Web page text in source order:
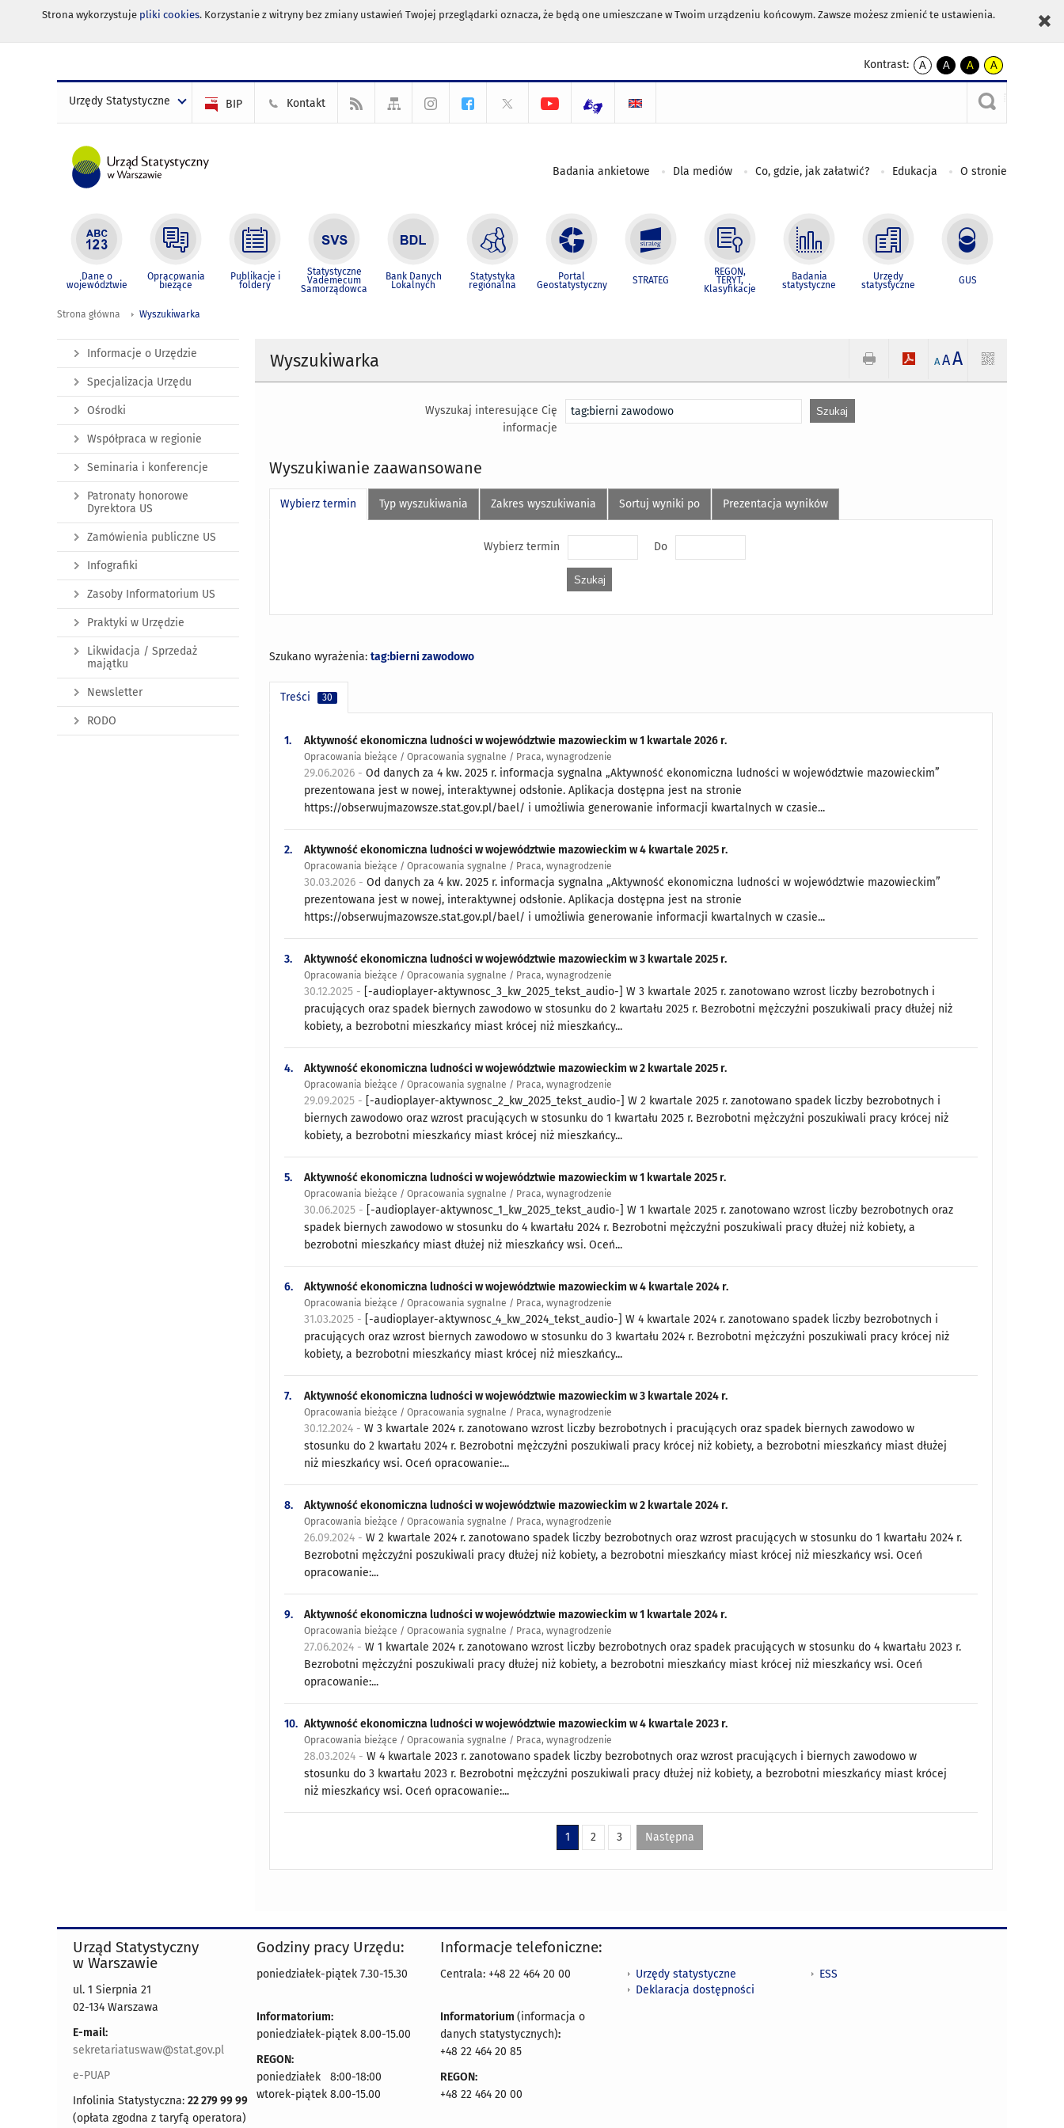
Strona wykorzystuje pliki cookies. Korzystanie z witryny bez zmiany ustawień Twojej przeglądarki oznacza, że będą one umieszczane w Twoim urządzeniu końcowym. Zawsze możesz zmienić te ustawienia.
Kontrast:
A
kontrast
A
kontrast
czarnym
A
kontrast
żółty
tekst
czarnym
A
kontrast
czarny
tekst
żółtym
Urzędy Statystyczne BIP Kontakt
Badania ankietowe Dla mediów Co, gdzie, jak załatwić? Edukacja O stronie
Dane o
województwie
Opracowania
bieżące
Publikacje i
foldery
Statystyczne
Vademecum
Samorządowca
Bank Danych
Lokalnych
Statystyka
regionalna
Portal
Geostatystyczny STRATEG
REGON,
TERYT,
Klasyfikacje
Badania
statystyczne
Urzędy
statystyczne GUS
Strona główna Wyszukiwarka
Wyszukiwarka A AA
Wyszukaj interesujące Cię
informacje
Wyszukiwanie zaawansowane
Wybierz termin Typ wyszukiwania Zakres wyszukiwania Sortuj wyniki po Prezentacja wyników
Wybierz termin Do
Szukano wyrażenia:tag:bierni zawodowo
Treści 30
1. Aktywność ekonomiczna ludności w województwie mazowieckim w 1 kwartale 2026 r.
Opracowania bieżące / Opracowania sygnalne / Praca, wynagrodzenie
29.06.2026 -Od danych za 4 kw. 2025 r. informacja sygnalna „Aktywność ekonomiczna ludności w województwie mazowieckim”
prezentowana jest w nowej, interaktywnej odsłonie. Aplikacja dostępna jest na stronie
https://obserwujmazowsze.stat.gov.pl/bael/ i umożliwia generowanie informacji kwartalnych w czasie...
2. Aktywność ekonomiczna ludności w województwie mazowieckim w 4 kwartale 2025 r.
Opracowania bieżące / Opracowania sygnalne / Praca, wynagrodzenie
30.03.2026 -Od danych za 4 kw. 2025 r. informacja sygnalna „Aktywność ekonomiczna ludności w województwie mazowieckim”
prezentowana jest w nowej, interaktywnej odsłonie. Aplikacja dostępna jest na stronie
https://obserwujmazowsze.stat.gov.pl/bael/ i umożliwia generowanie informacji kwartalnych w czasie...
3. Aktywność ekonomiczna ludności w województwie mazowieckim w 3 kwartale 2025 r.
Opracowania bieżące / Opracowania sygnalne / Praca, wynagrodzenie
30.12.2025 - [-audioplayer-aktywnosc_3_kw_2025_tekst_audio-] W 3 kwartale 2025 r. zanotowano wzrost liczby bezrobotnych i
pracujących oraz spadek biernych zawodowo w stosunku do 2 kwartału 2025 r. Bezrobotni mężczyźni poszukiwali pracy dłużej niż
kobiety, a bezrobotni mieszkańcy miast krócej niż mieszkańcy...
4. Aktywność ekonomiczna ludności w województwie mazowieckim w 2 kwartale 2025 r.
Opracowania bieżące / Opracowania sygnalne / Praca, wynagrodzenie
29.09.2025 - [-audioplayer-aktywnosc_2_kw_2025_tekst_audio-] W 2 kwartale 2025 r. zanotowano spadek liczby bezrobotnych i
biernych zawodowo oraz wzrost pracujących w stosunku do 1 kwartału 2025 r. Bezrobotni mężczyźni poszukiwali pracy krócej niż
kobiety, a bezrobotni mieszkańcy miast krócej niż mieszkańcy...
5. Aktywność ekonomiczna ludności w województwie mazowieckim w 1 kwartale 2025 r.
Opracowania bieżące / Opracowania sygnalne / Praca, wynagrodzenie
30.06.2025 - [-audioplayer-aktywnosc_1_kw_2025_tekst_audio-] W 1 kwartale 2025 r. zanotowano wzrost liczby bezrobotnych oraz
spadek biernych zawodowo w stosunku do 4 kwartału 2024 r. Bezrobotni mężczyźni poszukiwali pracy dłużej niż kobiety, a
bezrobotni mieszkańcy miast dłużej niż mieszkańcy wsi. Oceń...
6. Aktywność ekonomiczna ludności w województwie mazowieckim w 4 kwartale 2024 r.
Opracowania bieżące / Opracowania sygnalne / Praca, wynagrodzenie
31.03.2025 - [-audioplayer-aktywnosc_4_kw_2024_tekst_audio-] W 4 kwartale 2024 r. zanotowano spadek liczby bezrobotnych i
pracujących oraz wzrost biernych zawodowo w stosunku do 3 kwartału 2024 r. Bezrobotni mężczyźni poszukiwali pracy krócej niż
kobiety, a bezrobotni mieszkańcy miast krócej niż mieszkańcy...
7. Aktywność ekonomiczna ludności w województwie mazowieckim w 3 kwartale 2024 r.
Opracowania bieżące / Opracowania sygnalne / Praca, wynagrodzenie
30.12.2024 -W 3 kwartale 2024 r. zanotowano wzrost liczby bezrobotnych i pracujących oraz spadek biernych zawodowo w
stosunku do 2 kwartału 2024 r. Bezrobotni mężczyźni poszukiwali pracy krócej niż kobiety, a bezrobotni mieszkańcy miast dłużej
niż mieszkańcy wsi. Oceń opracowanie:...
8. Aktywność ekonomiczna ludności w województwie mazowieckim w 2 kwartale 2024 r.
Opracowania bieżące / Opracowania sygnalne / Praca, wynagrodzenie
26.09.2024 -W 2 kwartale 2024 r. zanotowano spadek liczby bezrobotnych oraz wzrost pracujących w stosunku do 1 kwartału 2024 r.
Bezrobotni mężczyźni poszukiwali pracy dłużej niż kobiety, a bezrobotni mieszkańcy miast krócej niż mieszkańcy wsi. Oceń
opracowanie:...
9. Aktywność ekonomiczna ludności w województwie mazowieckim w 1 kwartale 2024 r.
Opracowania bieżące / Opracowania sygnalne / Praca, wynagrodzenie
27.06.2024 -W 1 kwartale 2024 r. zanotowano wzrost liczby bezrobotnych oraz spadek pracujących w stosunku do 4 kwartału 2023 r.
Bezrobotni mężczyźni poszukiwali pracy dłużej niż kobiety, a bezrobotni mieszkańcy miast krócej niż mieszkańcy wsi. Oceń
opracowanie:...
10. Aktywność ekonomiczna ludności w województwie mazowieckim w 4 kwartale 2023 r.
Opracowania bieżące / Opracowania sygnalne / Praca, wynagrodzenie
28.03.2024 -W 4 kwartale 2023 r. zanotowano spadek liczby bezrobotnych oraz wzrost pracujących i biernych zawodowo w
stosunku do 3 kwartału 2023 r. Bezrobotni mężczyźni poszukiwali pracy dłużej niż kobiety, a bezrobotni mieszkańcy miast krócej
niż mieszkańcy wsi. Oceń opracowanie:...
1 2 3 Następna
Informacje o Urzędzie
Specjalizacja Urzędu
Ośrodki
Współpraca w regionie
Seminaria i konferencje
Patronaty honorowe
Dyrektora US
Zamówienia publiczne US
Infografiki
Zasoby Informatorium US
Praktyki w Urzędzie
Likwidacja / Sprzedaż
majątku
Newsletter
RODO
Urząd Statystyczny
w Warszawie
ul. 1 Sierpnia 21
02-134 Warszawa
E-mail:
sekretariatuswaw@stat.gov.pl
e-PUAP
Infolinia Statystyczna: 22 279 99 99
(opłata zgodna z taryfą operatora)
Godziny pracy Urzędu:
poniedziałek-piątek 7.30-15.30
Informatorium:
poniedziałek-piątek 8.00-15.00
REGON:
poniedziałek 8:00-18:00
wtorek-piątek 8.00-15.00
Informacje telefoniczne:
Centrala: +48 22 464 20 00
Informatorium (informacja o
danych statystycznych):
+48 22 464 20 85
REGON:
+48 22 464 20 00
Urzędy statystyczne
Deklaracja dostępności
ESS